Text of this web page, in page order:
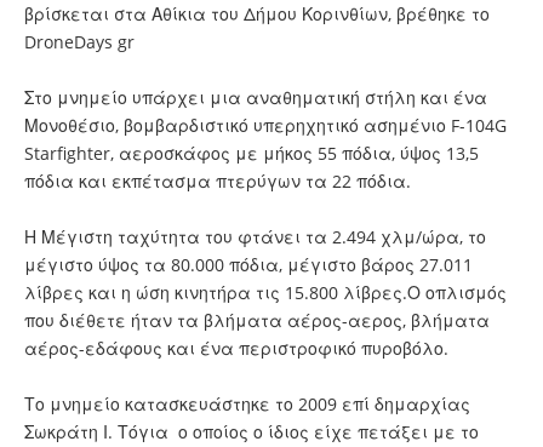
βρίσκεται στα Αθίκια του Δήμου Κορινθίων, βρέθηκε το
DroneDays gr
Στο μνημείο υπάρχει μια αναθηματική στήλη και ένα
Μονοθέσιο, βομβαρδιστικό υπερηχητικό ασημένιο F-104G
Starfighter, αεροσκάφος με μήκος 55 πόδια, ύψος 13,5
πόδια και εκπέτασμα πτερύγων τα 22 πόδια.
Η Μέγιστη ταχύτητα του φτάνει τα 2.494 χλμ/ώρα, το
μέγιστο ύψος τα 80.000 πόδια, μέγιστο βάρος 27.011
λίβρες και η ώση κινητήρα τις 15.800 λίβρες.Ο οπλισμός
που διέθετε ήταν τα βλήματα αέρος-αερος, βλήματα
αέρος-εδάφους και ένα περιστροφικό πυροβόλο.
Το μνημείο κατασκευάστηκε το 2009 επί δημαρχίας
Σωκράτη Ι. Τόγια ο οποίος ο ίδιος είχε πετάξει με το